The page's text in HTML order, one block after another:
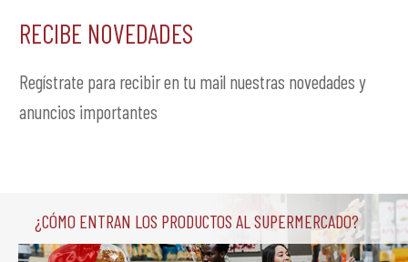
RECIBE NOVEDADES
Regístrate para recibir en tu mail nuestras novedades y
anuncios importantes
¿Cómo entran los productos al supermercado?